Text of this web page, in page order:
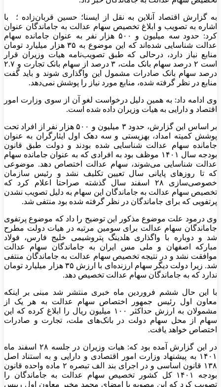
به گزارش اقتصاد آنلاین به نقل از ایسنا؛ حسین قربان‌زاده ؛ با
اشاره به تصویب و ابلاغ تخصیص سهام عدالت به جاماندگان عنوان
کرد: حدود سه میلیون و ۵۰۰ هزار نفر به عنوان جامانده سهام
عدالت شناسایی شده‌اند که این موضوع به ۳۵ هزار میلیارد تومان
منابع نیاز دارد، درحالی که طبق تصویب‌نامه هیات وزیران قرار
است ۲ درصد سهام بانک ملت، ۳ درصد از سهام بانک تجارت و ۲.۷
درصد سهام بانک صادرات مشمول این واگذاری شوند و باید گفت
منابع در نظر گرفته شده، منابع مورد نیاز را پوشش نمی‌دهد.
وی ادامه داد: به همین دلیل درخواست لغو آن از سوی وزارت امور
اقتصاد و دارایی به هیات وزیران داده شده است.
بر اساس این گزارش، حدود ۳ میلیون و ۵۰۰ هزار نفر از افراد تحت
پوشش کمیته امداد، بهزیستی و سه دهک اول ایثارگران به عنوان
جامانده سهام عدالت شناسایی شده بودند و دولت طبق قانون
بودجه سال ۱۴۰۱ موظف بود به افرادی که به عنوان جامانده سهام
عدالت شناسایی می‌شوند، سهام عدالت اختصاص دهد. موضوعی
که تا روزهای پایانی سال تعیین تکلیف نشد و رئیس سازمان
خصوصی‌سازی ۲۸ اسفند سال گذشته صراحتا اعلام کرد که
تخصیص سهام عدالت به جاماندگان این سهام به دلیل تصویب نشدن
پرتفویی که برای جاماندگان در نظر گرفته شده بود منتفی شد.
وی درمود علت موضوع مذکور این توضیح را داد که موضوع پرتفوی
جاماندگان سهام عدالت برای سومین مرتبه در هیات دولت مطرح
شد و دوباره با واگذاری هلدینگ پتروشیمی خلیج فارس، فولاد
مبارکه اصفهان و ملی مس ایران به جاماندگان سهام عدالت
موافقت نشد و در نتیجه تخصیص سهام عدالت به جاماندگان منتفی
شد. زیرا دولت دیگر سهام ارزنده‌ای با ارزش ۳۵ هزار میلیارد تومان
ندارد که به جاماندگان سهام عدالت تخصیص دهد.
با این حال ششم فروردین ماه خبری منتشر شد مبنی بر اینکه
معاون اول رئیس جمهور اختصاص سهام عدالت به هر یک از
مشمولان به ارزش حداکثر ۱۰۰ میلیون ریال را ابلاغ کرده که این
سهام از محل سهام دولت در بانک‌های ملت، تجارت و صادرات
اختصاص خواهد یافت.
در این گزارش آمده بود که: هیات وزیران در جلسه ۲۸ اسفند ماه
۱۴۰۱ به پیشنهاد وزارت امور اقتصادی و دارایی و به استناد اصل
۱۳۸ قانون اساسی و در اجرای بند الف تبصره ۲ ماده واحده قانون
بودجه ۱۴۰۱ کل کشور تخصیص سهام عدالت به جاماندگان را
تصویب کرد که این مصوبه با امضای محمد مخبر معاون اول رییس